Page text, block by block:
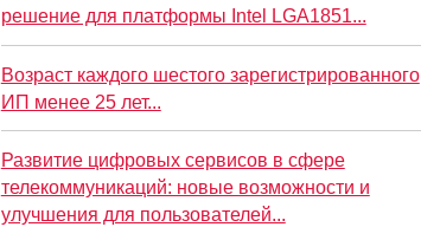
решение для платформы Intel LGA1851...
Возраст каждого шестого зарегистрированного
ИП менее 25 лет...
Развитие цифровых сервисов в сфере
телекоммуникаций: новые возможности и
улучшения для пользователей...